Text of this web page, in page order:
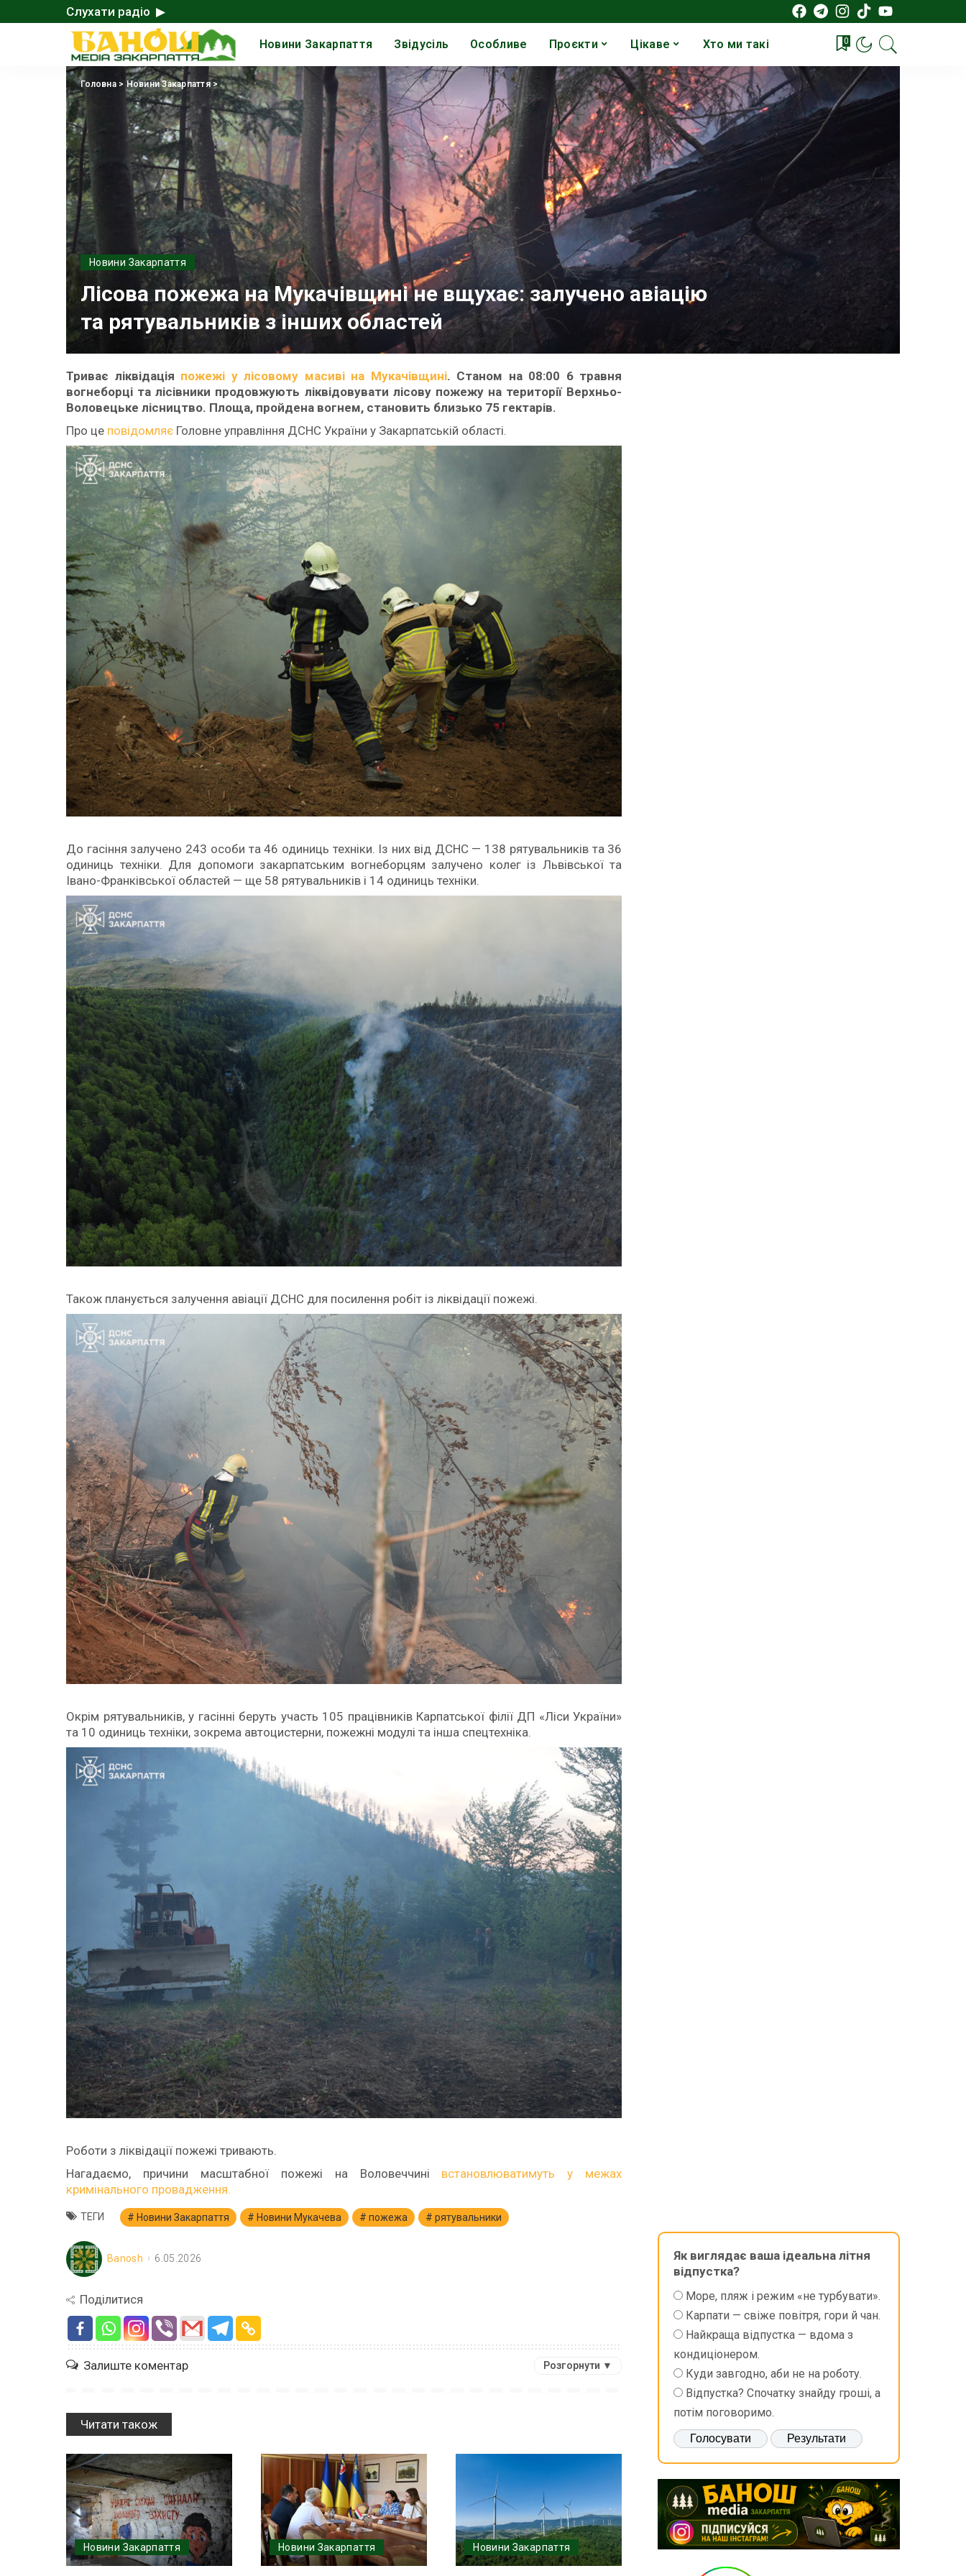
Слухати радіо ▶
Новини Закарпаття Звідусіль Особливе Проєкти Цікаве Хто ми такі 0
Головна>Новини Закарпаття>
Новини Закарпаття
Лісова пожежа на Мукачівщині не вщухає: залучено авіацію
та рятувальників з інших областей
Триває ліквідація пожежі у лісовому масиві на Мукачівщині. Станом на 08:00 6 травня
вогнеборці та лісівники продовжують ліквідовувати лісову пожежу на території Верхньо-
Воловецьке лісництво. Площа, пройдена вогнем, становить близько 75 гектарів.
Про це повідомляє Головне управління ДСНС України у Закарпатській області.
До гасіння залучено 243 особи та 46 одиниць техніки. Із них від ДСНС — 138 рятувальників та 36
одиниць техніки. Для допомоги закарпатським вогнеборцям залучено колег із Львівської та
Івано-Франківської областей — ще 58 рятувальників і 14 одиниць техніки.
Також планується залучення авіації ДСНС для посилення робіт із ліквідації пожежі.
Окрім рятувальників, у гасінні беруть участь 105 працівників Карпатської філії ДП «Ліси України»
та 10 одиниць техніки, зокрема автоцистерни, пожежні модулі та інша спецтехніка.
Роботи з ліквідації пожежі тривають.
Нагадаємо, причини масштабної пожежі на Воловеччині встановлюватимуть у межах
кримінального провадження.
ТЕГИ Новини Закарпаття Новини Мукачева пожежа рятувальники
Banosh 6.05.2026
Поділитися
Залиште коментар Розгорнути ▼
Читати також
Новини Закарпаття Новини Закарпаття Новини Закарпаття
Як виглядає ваша ідеальна літня
відпустка?
Море, пляж і режим «не турбувати».
Карпати — свіже повітря, гори й чан.
Найкраща відпустка — вдома з
кондиціонером.
Куди завгодно, аби не на роботу.
Відпустка? Спочатку знайду гроші, а
потім поговоримо.